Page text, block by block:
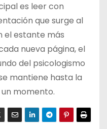
es leer con
que surge al
el estante más
nueva página, el
del psicologismo
mantiene hasta la
momento.